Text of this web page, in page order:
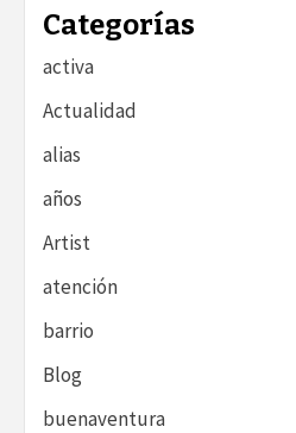
Categorías
activa
Actualidad
alias
años
Artist
atención
barrio
Blog
buenaventura